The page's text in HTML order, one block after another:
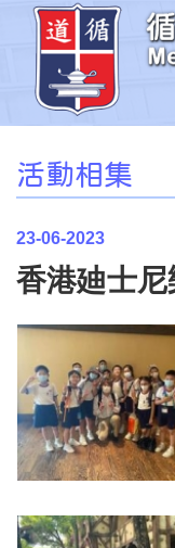
活動相集
23-06-2023
香港廸士